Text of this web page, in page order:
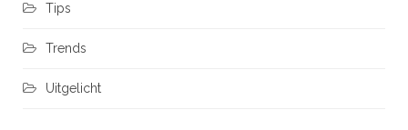
Tips
Trends
Uitgelicht